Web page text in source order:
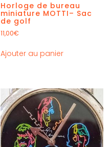
Horloge de bureau
miniature MOTTI– Sac
de golf
11,00€
Ajouter au panier